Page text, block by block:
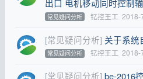
出口 电机移动同时控制
常见疑问分析 钇控王工 2018-
[常见疑问分析] 关于系统
常见疑问分析 钇控王工 2018-
[常见疑问分析] be-2016